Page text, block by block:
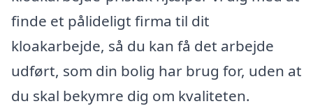
finde et pålideligt firma til dit
kloakarbejde, så du kan få det arbejde
udført, som din bolig har brug for, uden at
du skal bekymre dig om kvaliteten.